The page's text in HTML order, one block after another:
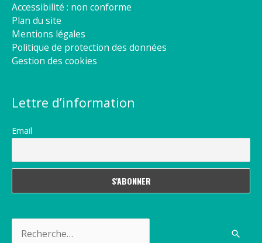
Accessibilité : non conforme
Plan du site
Mentions légales
Politique de protection des données
Gestion des cookies
Lettre d’information
Email